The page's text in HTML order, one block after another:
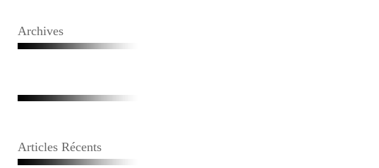
Archives
Articles Récents